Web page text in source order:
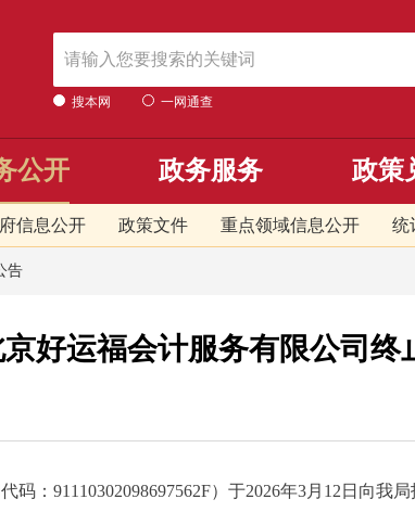
搜本网 一网通查
公开
信息公开 政策文件 重点领域信息公开 统
政务服务 政策
告
好运福会计服务有限公司终
91110302098697562F）于2026年3月12日向我